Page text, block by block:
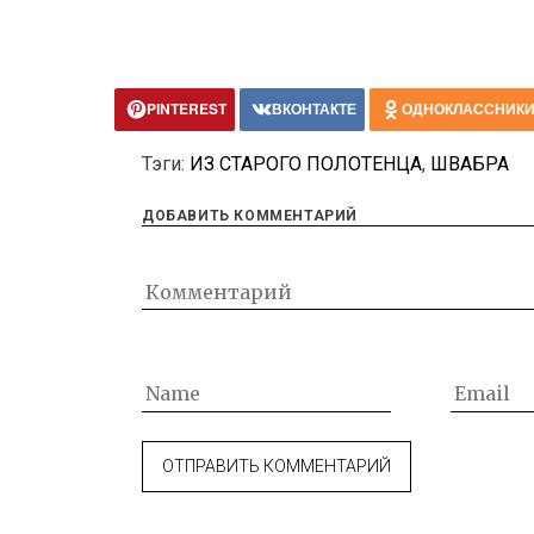
PINTEREST ВКОНТАКТЕ ОДНОКЛАССНИКИ
Тэги: ИЗ СТАРОГО ПОЛОТЕНЦА, ШВАБРА
ДОБАВИТЬ КОММЕНТАРИЙ